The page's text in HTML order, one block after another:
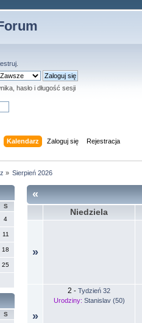
hasło i długość sesji
Kalendarz Zaloguj się Rejestracja
» Sierpień 2026
S
4
11
18
25
S
«
Niedziela
»
»
2 - Tydzień 32
Urodziny: Stanislav (50)